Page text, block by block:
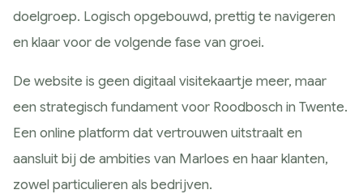
doelgroep. Logisch opgebouwd, prettig te navigeren
en klaar voor de volgende fase van groei.
De website is geen digitaal visitekaartje meer, maar
een strategisch fundament voor Roodbosch in Twente.
Een online platform dat vertrouwen uitstraalt en
aansluit bij de ambities van Marloes en haar klanten,
zowel particulieren als bedrijven.